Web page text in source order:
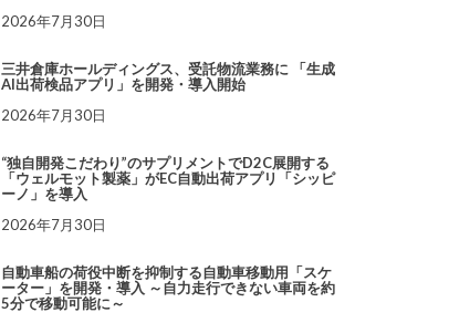
2026年7月30日
三井倉庫ホールディングス、受託物流業務に 「生成
AI出荷検品アプリ」を開発・導入開始
2026年7月30日
“独自開発こだわり”のサプリメントでD2C展開する
「ウェルモット製薬」がEC自動出荷アプリ「シッピ
ーノ」を導入
2026年7月30日
自動車船の荷役中断を抑制する自動車移動用「スケ
ーター」を開発・導入 ～自力走行できない車両を約
5分で移動可能に～